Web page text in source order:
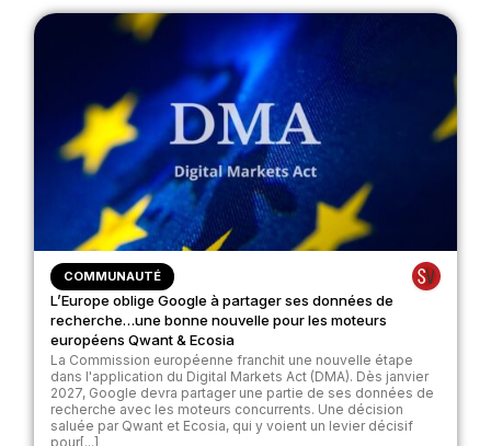
COMMUNAUTÉ
L’Europe oblige Google à partager ses données de
recherche…une bonne nouvelle pour les moteurs
européens Qwant & Ecosia
La Commission européenne franchit une nouvelle étape
dans l'application du Digital Markets Act (DMA). Dès janvier
2027, Google devra partager une partie de ses données de
recherche avec les moteurs concurrents. Une décision
saluée par Qwant et Ecosia, qui y voient un levier décisif
pour[...]